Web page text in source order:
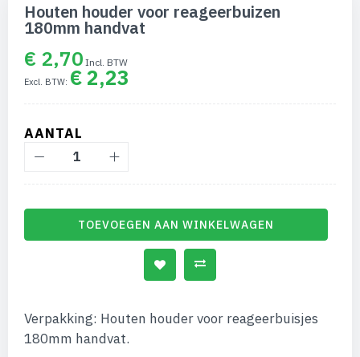
naar
begin
afbeeldingen-
gallerij
Houten houder voor reageerbuizen
180mm handvat
€ 2,70
€ 2,23
AANTAL
TOEVOEGEN AAN WINKELWAGEN
Verpakking: Houten houder voor reageerbuisjes
180mm handvat.